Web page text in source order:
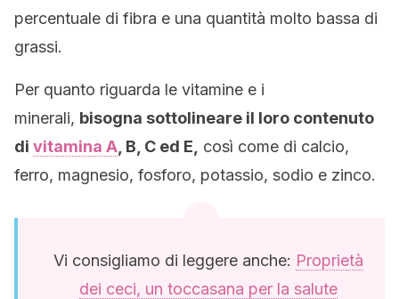
percentuale di fibra e una quantità molto bassa di
grassi.
Per quanto riguarda le vitamine e i
minerali, bisogna sottolineare il loro contenuto
di vitamina A , B, C ed E,
così come di calcio,
ferro, magnesio, fosforo, potassio, sodio e zinco.
Vi consigliamo di leggere anche: Proprietà
dei ceci, un toccasana per la salute